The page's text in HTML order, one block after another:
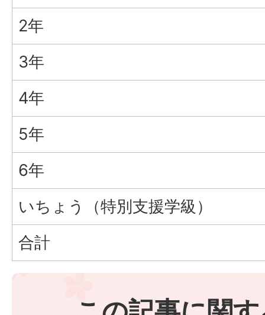
2年
3年
4年
5年
6年
いちょう（特別支援学級）
合計